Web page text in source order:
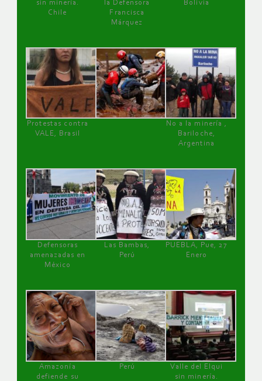
sin minería.
Chile
la Defensora
Francisca
Márquez
Bolivia
Protestas contra
VALE, Brasil
No a la minería ,
Bariloche,
Argentina
Defensoras
amenazadas en
México
Las Bambas,
Perú
PUEBLA, Pue, 27
Enero
Amazonía
defiende su
Perú
Valle del Elqui
sin minería.